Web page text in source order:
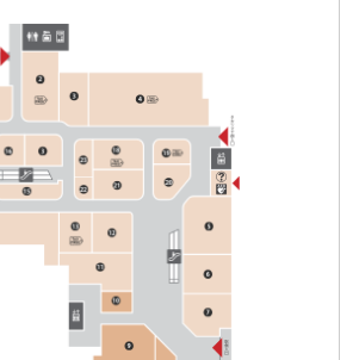
公式SNS